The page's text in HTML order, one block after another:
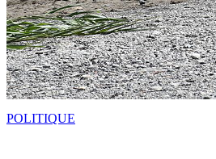
POLITIQUE